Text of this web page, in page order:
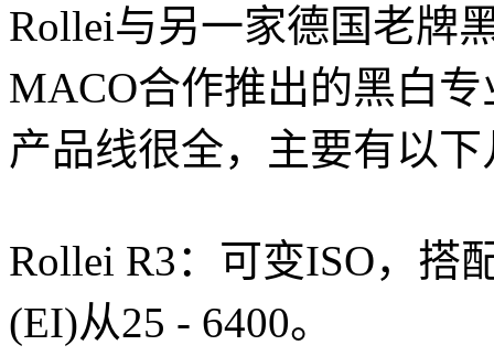
Rollei与另一家德国老牌
MACO合作推出的黑白
产品线很全，主要有以
Rollei R3：可变ISO，搭
(EI)从25 - 6400。